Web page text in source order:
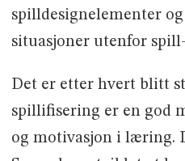
spilldesignelementer
situasjoner utenfor
Det er etter hvert blitt
spillifisering er en god
og motivasjon i læring.